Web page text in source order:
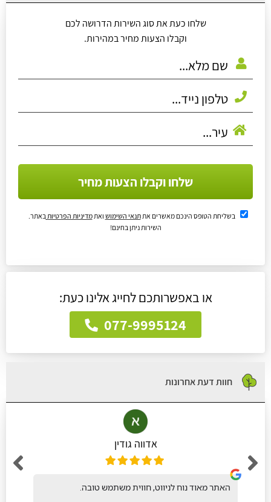
שלחו כעת את סוג השירות הדרושה לכם
וקבלו הצעות מחיר במהירות.
שלחו וקבלו הצעות מחיר
בשליחת הטופס הינכם מאשרים אתתנאי השימוש ואתמדיניות הפרטיותבאתר.
השירות ניתן בחינם!
או באפשרותכם לחייג אלינו כעת:
077-9995124
חוות דעת אחרונות
אדווה גודין
האתר מאוד נוח לניווט, חווית משתמש טובה.